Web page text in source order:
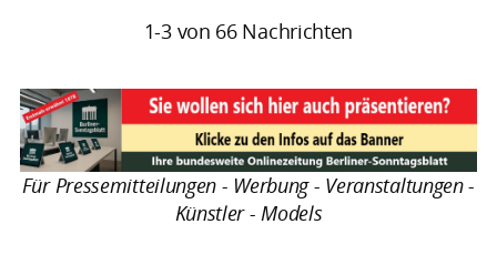
1-3 von 66 Nachrichten
Für Pressemitteilungen - Werbung - Veranstaltungen -
Künstler - Models